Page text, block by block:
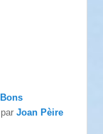
Bons
parJoan Pèire